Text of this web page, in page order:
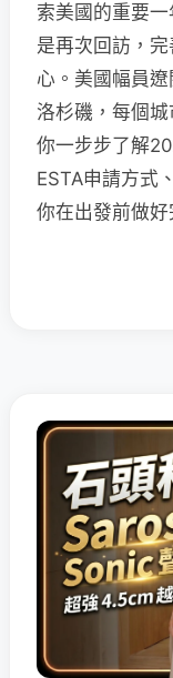
索美國的重要
是再次回訪，
心。美國幅員
洛杉磯，每個
你一步步了解
ESTA申請方式
你在出發前做